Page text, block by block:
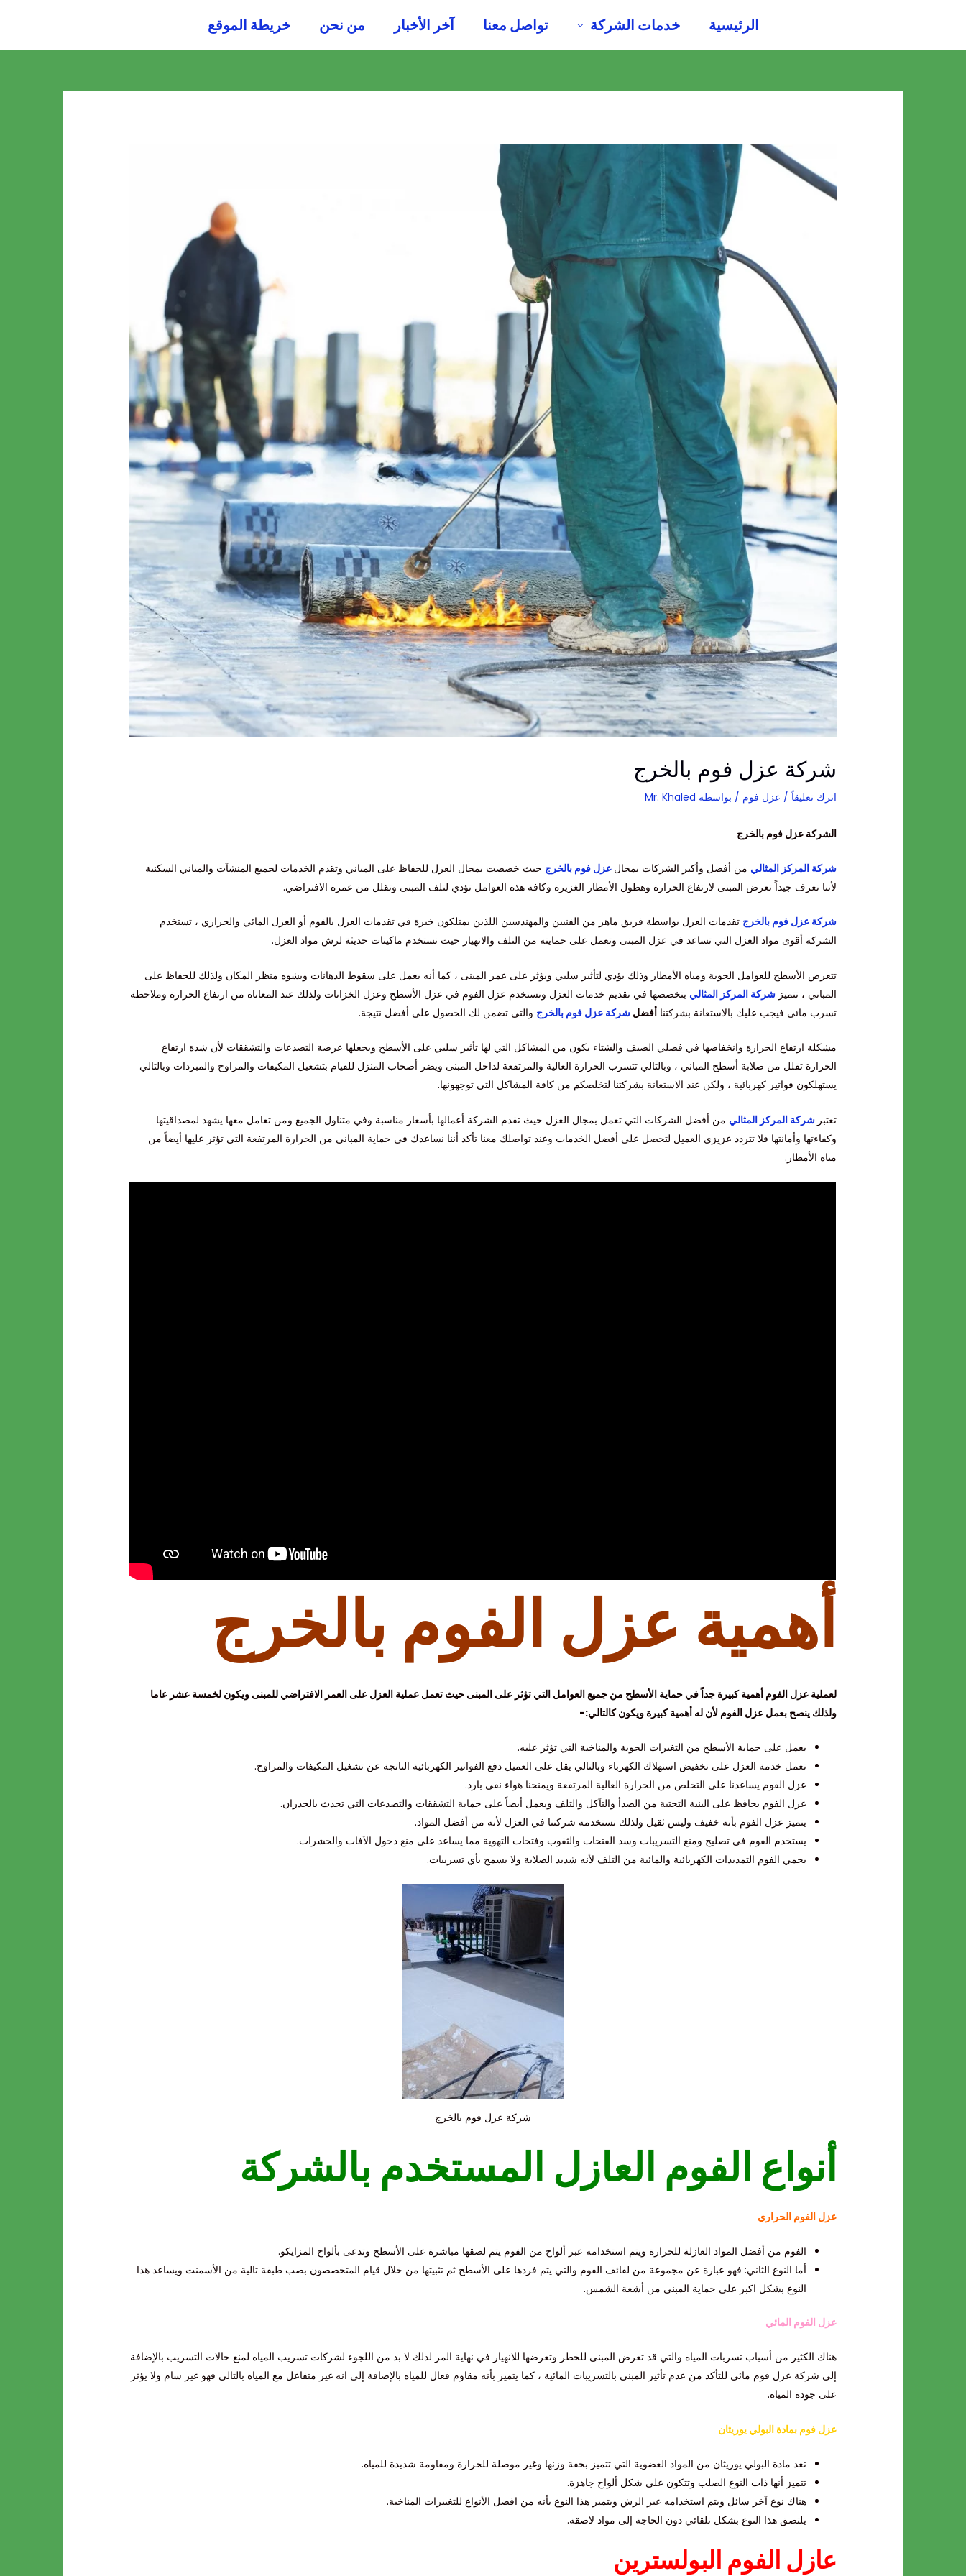
الرئيسية خدمات الشركة تواصل معنا آخر الأخبار من نحن خريطة الموقع
شركة عزل فوم بالخرج
اترك تعليقاً / عزل فوم / بواسطة Mr. Khaled
الشركة عزل فوم بالخرج
شركة المركز المثالي من أفضل وأكبر الشركات بمجال عزل فوم بالخرج حيث خصصت بمجال العزل للحفاظ على المباني وتقدم الخدمات لجميع المنشآت والمباني السكنية
لأننا نعرف جيداً تعرض المبنى لارتفاع الحرارة وهطول الأمطار الغزيرة وكافة هذه العوامل تؤدي لتلف المبنى وتقلل من عمره الافتراضي.
شركة عزل فوم بالخرج تقدمات العزل بواسطة فريق ماهر من الفنيين والمهندسين اللذين يمتلكون خبرة في تقدمات العزل بالفوم أو العزل المائي والحراري ، تستخدم
الشركة أقوى مواد العزل التي تساعد في عزل المبنى وتعمل على حمايته من التلف والانهيار حيث نستخدم ماكينات حديثة لرش مواد العزل.
تتعرض الأسطح للعوامل الجوية ومياه الأمطار وذلك يؤدي لتأثير سلبي ويؤثر على عمر المبنى ، كما أنه يعمل على سقوط الدهانات ويشوه منظر المكان ولذلك للحفاظ على
المباني ، تتميزشركة المركز المثالي بتخصصها في تقديم خدمات العزل وتستخدم عزل الفوم في عزل الأسطح وعزل الخزانات ولذلك عند المعاناة من ارتفاع الحرارة وملاحظة
تسرب مائي فيجب عليك بالاستعانة بشركتناأفضل شركة عزل فوم بالخرج والتي تضمن لك الحصول على أفضل نتيجة.
مشكلة ارتفاع الحرارة وانخفاضها في فصلي الصيف والشتاء يكون من المشاكل التي لها تأثير سلبي على الأسطح ويجعلها عرضة التصدعات والتشققات لأن شدة ارتفاع
الحرارة تقلل من صلابة أسطح المباني ، وبالتالي تتسرب الحرارة العالية والمرتفعة لداخل المبنى ويضر أصحاب المنزل للقيام بتشغيل المكيفات والمراوح والمبردات وبالتالي
يستهلكون فواتير كهربائية ، ولكن عند الاستعانة بشركتنا لتخلصكم من كافة المشاكل التي توجهونها.
تعتبر شركة المركز المثالي من أفضل الشركات التي تعمل بمجال العزل حيث تقدم الشركة أعمالها بأسعار مناسبة وفي متناول الجميع ومن تعامل معها يشهد لمصداقيتها
وكفاءتها وأمانتها فلا تتردد عزيزي العميل لتحصل على أفضل الخدمات وعند تواصلك معنا تأكد أننا نساعدك في حماية المباني من الحرارة المرتفعة التي تؤثر عليها أيضاً من
مياه الأمطار.
أهمية عزل الفوم بالخرج
لعملية عزل الفوم أهمية كبيرة جداً في حماية الأسطح من جميع العوامل التي تؤثر على المبنى حيث تعمل عملية العزل على العمر الافتراضي للمبنى ويكون لخمسة عشر عاما
ولذلك ينصح بعمل عزل الفوم لأن له أهمية كبيرة ويكون كالتالي:-
يعمل على حماية الأسطح من التغيرات الجوية والمناخية التي تؤثر عليه.
تعمل خدمة العزل على تخفيض استهلاك الكهرباء وبالتالي يقل على العميل دفع الفواتير الكهربائية الناتجة عن تشغيل المكيفات والمراوح.
عزل الفوم يساعدنا على التخلص من الحرارة العالية المرتفعة ويمنحنا هواء نقي بارد.
عزل الفوم يحافظ على البنية التحتية من الصدأ والتآكل والتلف ويعمل أيضاً على حماية التشققات والتصدعات التي تحدث بالجدران.
يتميز عزل الفوم بأنه خفيف وليس ثقيل ولذلك تستخدمه شركتنا في العزل لأنه من أفضل المواد.
يستخدم الفوم في تصليح ومنع التسريبات وسد الفتحات والثقوب وفتحات التهوية مما يساعد على منع دخول الآفات والحشرات.
يحمي الفوم التمديدات الكهربائية والمائية من التلف لأنه شديد الصلابة ولا يسمح بأي تسريبات.
شركة عزل فوم بالخرج
أنواع الفوم العازل المستخدم بالشركة
عزل الفوم الحراري
الفوم من أفضل المواد العازلة للحرارة ويتم استخدامه عبر ألواح من الفوم يتم لصقها مباشرة على الأسطح وتدعى بألواح المزايكو.
أما النوع الثاني: فهو عبارة عن مجموعة من لفائف الفوم والتي يتم فردها على الأسطح ثم تثبيتها من خلال قيام المتخصصون بصب طبقة تالية من الأسمنت ويساعد هذا
النوع بشكل اكبر على حماية المبنى من أشعة الشمس.
عزل الفوم المائي
هناك الكثير من أسباب تسربات المياه والتي قد تعرض المبنى للخطر وتعرضها للانهيار في نهاية المر لذلك لا بد من اللجوء لشركات تسريب المياه لمنع حالات التسريب بالإضافة
إلى شركة عزل فوم مائي للتأكد من عدم تأثير المبنى بالتسريبات المائية ، كما يتميز بأنه مقاوم فعال للمياه بالإضافة إلى انه غير متفاعل مع المياه بالتالي فهو غير سام ولا يؤثر
على جودة المياه.
عزل فوم بمادة البولي يوريثان
تعد مادة البولي يوريثان من المواد العضوية التي تتميز بخفة وزنها وغير موصلة للحرارة ومقاومة شديدة للمياه.
تتميز أنها ذات النوع الصلب وتتكون على شكل ألواح جاهزة.
هناك نوع آخر سائل ويتم استخدامه عبر الرش ويتميز هذا النوع بأنه من افضل الأنواع للتغييرات المناخية.
يلتصق هذا النوع بشكل تلقائي دون الحاجة إلى مواد لاصقة.
عازل الفوم البولسترين